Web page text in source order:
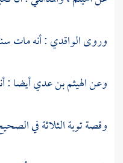
وروىالواقدي: أنه مات
وعنالهيثم بن عديأيضا :
وقصة توبة الثلاثة في